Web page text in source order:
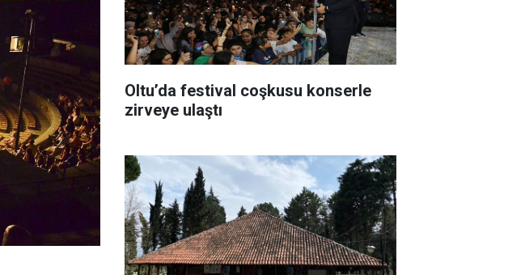
Oltu’da festival coşkusu konserle
zirveye ulaştı